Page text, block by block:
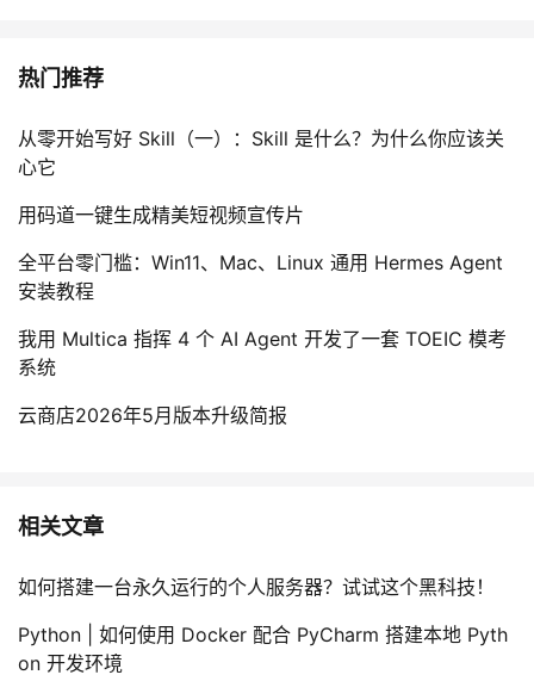
热门推荐
从零开始写好 Skill（一）：Skill 是什么？为什么你应该关
心它
用码道一键生成精美短视频宣传片
全平台零门槛：Win11、Mac、Linux 通用 Hermes Agent
安装教程
我用 Multica 指挥 4 个 AI Agent 开发了一套 TOEIC 模考
系统
云商店2026年5月版本升级简报
相关文章
如何搭建一台永久运行的个人服务器？试试这个黑科技！
Python | 如何使用 Docker 配合 PyCharm 搭建本地 Pyth
on 开发环境